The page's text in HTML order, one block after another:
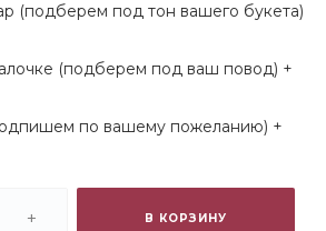
(подберем под тон вашего букета)
(подберем под ваш повод) +
по вашему пожеланию) +
+ В КОРЗИНУ